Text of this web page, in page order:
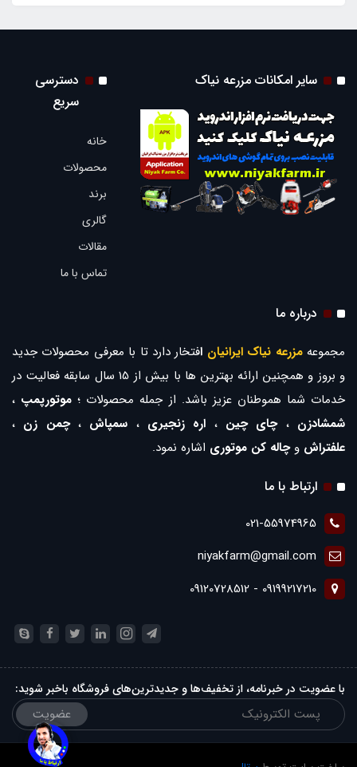
سایر امکانات مزرعه نیاک
دسترسی
سریع
خانه
محصولات
برند
گالری
مقالات
تماس با ما
درباره ما
مجموعهمزرعه نیاک ایرانیان افتخار دارد تا با معرفی محصولات جدید
و بروز و همچنین ارائه بهترین ها با بیش از 15 سال سابقه فعالیت در
خدمات شما هموطنان عزیز باشد. از جمله محصولات ؛ موتورپمپ ،
شمشادزن ،چای چین ، اره زنجیری ، سمپاش ،چمن زن ،
علفتراش وچاله کن موتوری اشاره نمود.
ارتباط با ما
021-55974965
niyakfarm@gmail.com
09199217210 - 09120728512
با عضویت در خبرنامه، از تخفیف‌ها و جدیدترین‌های فروشگاه باخبر شوید:
عضویت